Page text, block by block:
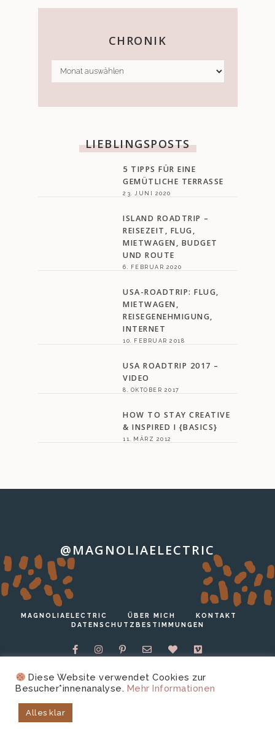
CHRONIK
CHRONIK
LIEBLINGSPOSTS
5 TIPPS FÜR EINE
GEMÜTLICHE TERRASSE
23. JUNI 2020
ISLAND ROADTRIP –
REISEZEIT, FLUG,
MIETWAGEN, BUDGET
UND ROUTE
6. FEBRUAR 2020
USA-ROADTRIP: FLUG,
MIETWAGEN,
REISEGENEHMIGUNG,
INTERNET
10. FEBRUAR 2018
USA ROADTRIP 2017 –
VIDEO
8. OKTOBER 2017
HOW TO STAY CREATIVE
& INSPIRED I {BASICS}
11. MÄRZ 2012
@MAGNOLIAELECTRIC
…
MAGNOLIAELECTRIC ÜBER MICH
KONTAKT
DATENSCHUTZBESTIMMUNGEN
Copyright © 2026 magnoliaelectric.
Diese Website verwendet Cookies zur
Besucher*innenanalyse. Mehr Informationen
Alles klar